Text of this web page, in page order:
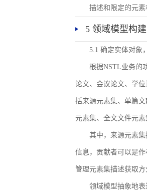
描述和限定的元
5 领域模型构建
5.1 确定实体对象
根据NSTL业务的
论文、会议论文、学
括来源元素集、单篇
元素集、全文文件元
其中，来源元素
信息，贡献者可以是
管理元素集描述获取
领域模型抽象地